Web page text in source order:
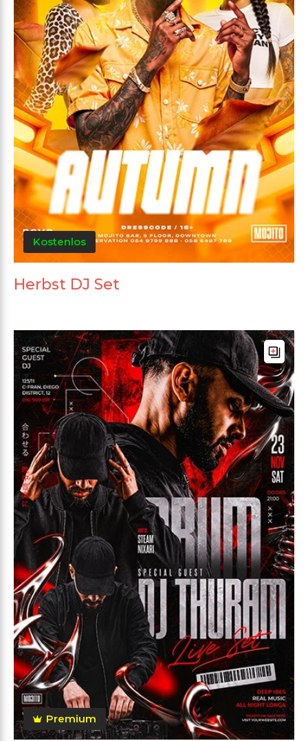
Kostenlos
Herbst DJ Set
Premium